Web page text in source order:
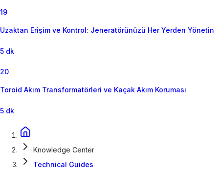
19
Uzaktan Erişim ve Kontrol: Jeneratörünüzü Her Yerden Yönetin
5 dk
20
Toroid Akım Transformatörleri ve Kaçak Akım Koruması
5 dk
Knowledge Center
Technical Guides